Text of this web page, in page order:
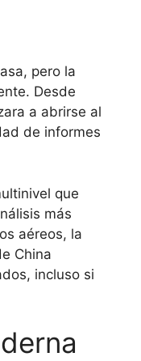
pero la
Desde
a abrirse al
de informes
que
más
aéreos, la
China
incluso si